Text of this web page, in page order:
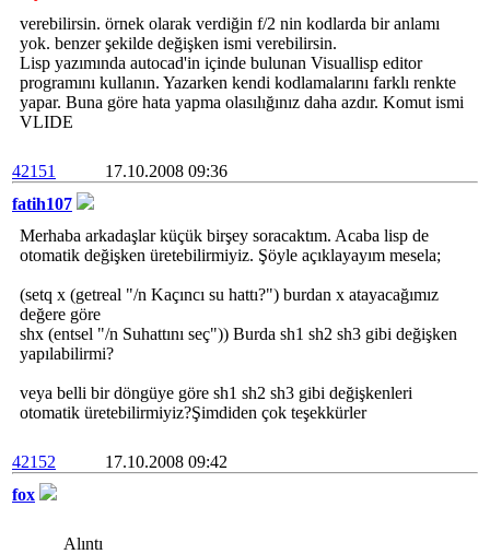
verebilirsin. örnek olarak verdiğin f/2 nin kodlarda bir anlamı
yok. benzer şekilde değişken ismi verebilirsin.
Lisp yazımında autocad'in içinde bulunan Visuallisp editor
programını kullanın. Yazarken kendi kodlamalarını farklı renkte
yapar. Buna göre hata yapma olasılığınız daha azdır. Komut ismi
VLIDE
42151
17.10.2008 09:36
fatih107
Merhaba arkadaşlar küçük birşey soracaktım. Acaba lisp de
otomatik değişken üretebilirmiyiz. Şöyle açıklayayım mesela;
(setq x (getreal "/n Kaçıncı su hattı?") burdan x atayacağımız
değere göre
shx (entsel "/n Suhattını seç")) Burda sh1 sh2 sh3 gibi değişken
yapılabilirmi?
veya belli bir döngüye göre sh1 sh2 sh3 gibi değişkenleri
otomatik üretebilirmiyiz?Şimdiden çok teşekkürler
42152
17.10.2008 09:42
fox
Alıntı